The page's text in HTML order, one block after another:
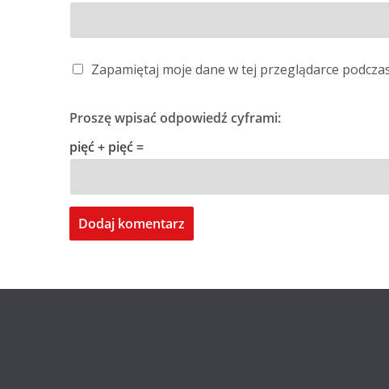
Zapamiętaj moje dane w tej przeglądarce
Proszę wpisać odpowiedź cyframi:
pięć + pięć =